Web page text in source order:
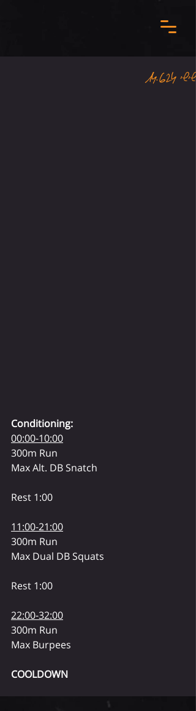
שישי 14.6.24
Conditioning:
00:00-10:00
300m Run
Max Alt. DB Snatch
Rest 1:00
11:00-21:00
300m Run
Max Dual DB Squats
Rest 1:00
22:00-32:00
300m Run
Max Burpees
COOLDOWN